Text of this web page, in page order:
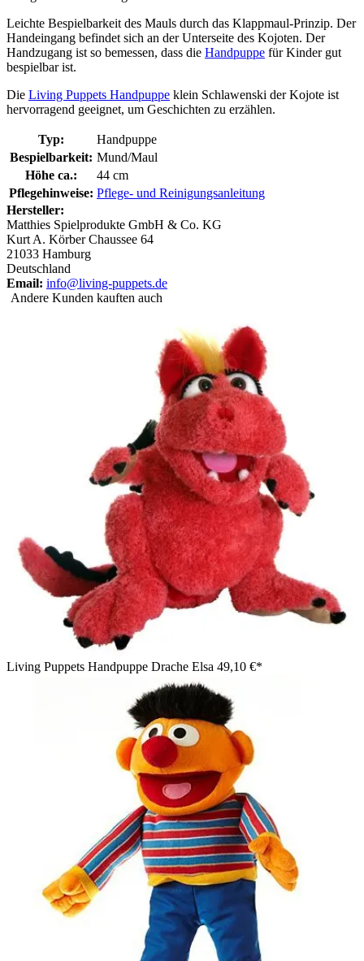
Leichte Bespielbarkeit des Mauls durch das Klappmaul-Prinzip. Der
Handeingang befindet sich an der Unterseite des Kojoten. Der
Handzugang ist so bemessen, dass die Handpuppe für Kinder gut
bespielbar ist.
Die Living Puppets Handpuppe klein Schlawenski der Kojote ist
hervorragend geeignet, um Geschichten zu erzählen.
Typ:
Handpuppe
Bespielbarkeit: Mund/Maul
Höhe ca.:
44 cm
Pflegehinweise: Pflege- und Reinigungsanleitung
Hersteller:
Matthies Spielprodukte GmbH & Co. KG
Kurt A. Körber Chaussee 64
21033 Hamburg
Deutschland
Email: info@living-puppets.de
Andere Kunden kauften auch
Living Puppets Handpuppe Drache Elsa 49,10 €*